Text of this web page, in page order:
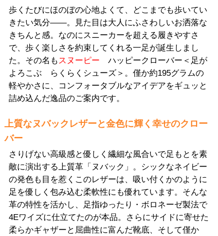
歩くたびにほのぼの心地よくて、どこまでも歩いてい
きたい気分――。見た目は大人にふさわしいお洒落な
きちんと感。なのにスニーカーを超える履きやすさ
で、歩く楽しさを約束してくれる一足が誕生しまし
た。その名もスヌーピー ハッピークローバー＜足が
よろこぶ らくらくシューズ＞。僅か約195グラムの
軽やかさに、コンフォータブルなアイデアをギュッと
詰め込んだ逸品のご案内です。
上質なヌバックレザーと金色に輝く幸せのクロー
バー
さりげない高級感と優しく繊細な風合いで足もとを素
敵に演出する上質革「ヌバック」。シックなネイビー
の発色も目を惹くこのレザーは、吸い付くかのように
足を優しく包み込む柔軟性にも優れています。そんな
革の特性を活かし、足指ゆったり・ボロネーゼ製法で
4Eワイズに仕立てたのが本品。さらにサイドに寄せた
柔らかギャザーと屈曲性に富んだ靴底、そして僅か